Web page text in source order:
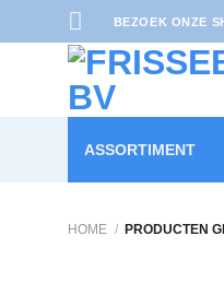
BEZOEK ONZE
ASSORTIMENT
HOME / PRODUCTEN